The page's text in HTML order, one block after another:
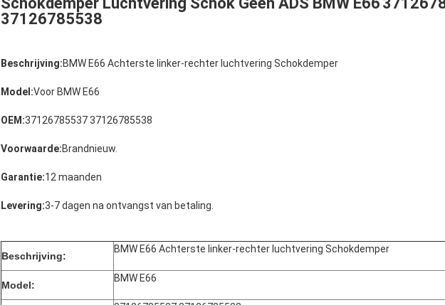
37126785538
Beschrijving:BMW E66 Achterste linker-rechter luchtvering Schokdemper
Model:Voor BMW E66
OEM:37126785537 37126785538
Voorwaarde:Brandnieuw.
Garantie:12 maanden
Levering:3-7 dagen na ontvangst van betaling.
Beschrijving:
BMW E66 Achterste linker-rechter luchtvering Schokdemper
Model:
BMW E66